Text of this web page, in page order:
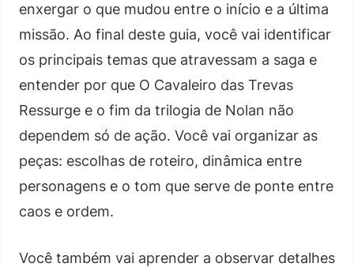
enxergar o que mudou entre o início e a última
missão. Ao final deste guia, você vai identificar
os principais temas que atravessam a saga e
entender por que O Cavaleiro das Trevas
Ressurge e o fim da trilogia de Nolan não
dependem só de ação. Você vai organizar as
peças: escolhas de roteiro, dinâmica entre
personagens e o tom que serve de ponte entre
caos e ordem.
Você também vai aprender a observar detalhes